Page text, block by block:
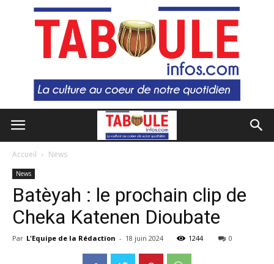
Accueil News
News
Batèyah : le prochain clip de
Cheka Katenen Dioubate
Par L'Equipe de la Rédaction - 18 juin 2024 1244 0